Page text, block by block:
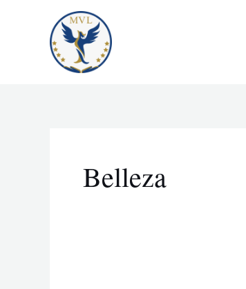
Belleza